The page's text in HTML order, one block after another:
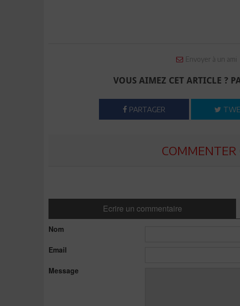
Envoyer à un ami
VOUS AIMEZ CET ARTICLE ?
PARTAGER
COMMENTER
Ecrire un commentaire
Nom
Email
Message